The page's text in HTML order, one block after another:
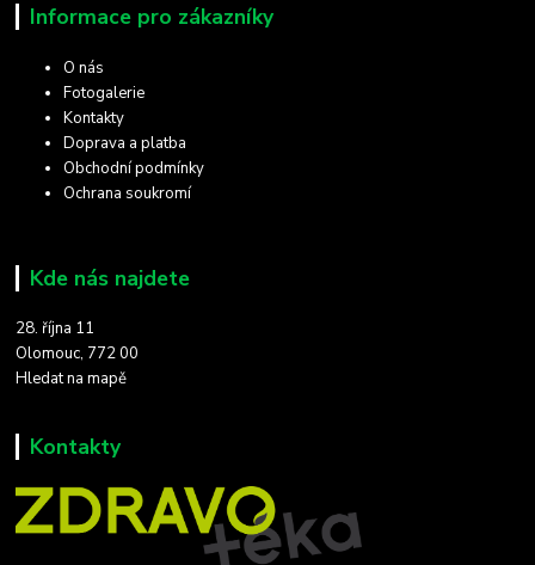
Informace pro zákazníky
O nás
Fotogalerie
Kontakty
Doprava a platba
Obchodní podmínky
Ochrana soukromí
Kde nás najdete
28. října 11
Olomouc, 772 00
Hledat na mapě
Kontakty